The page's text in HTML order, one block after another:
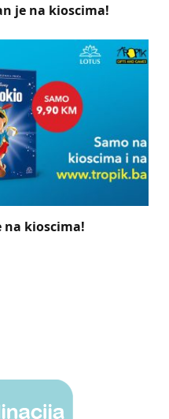
je na kioscima!
na kioscima!